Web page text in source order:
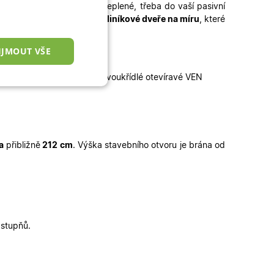
dveře lépe zateplené, třeba do vaší pasivní
hliníkové dveře na míru, které
:
otevíravé DOVNITŘ | Dvoukřídlé otevíravé VEN
přibližně 212 cm. Výška stavebního otvoru je brána od
VŠE
cookies
účtu. Webové
a zlepšila